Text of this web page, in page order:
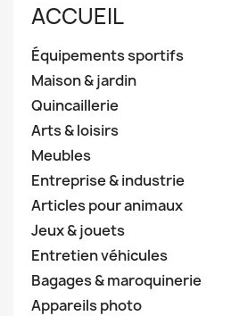
ACCUEIL
Équipements sportifs
Maison & jardin
Quincaillerie
Arts & loisirs
Meubles
Entreprise & industrie
Articles pour animaux
Jeux & jouets
Entretien véhicules
Bagages & maroquinerie
Appareils photo